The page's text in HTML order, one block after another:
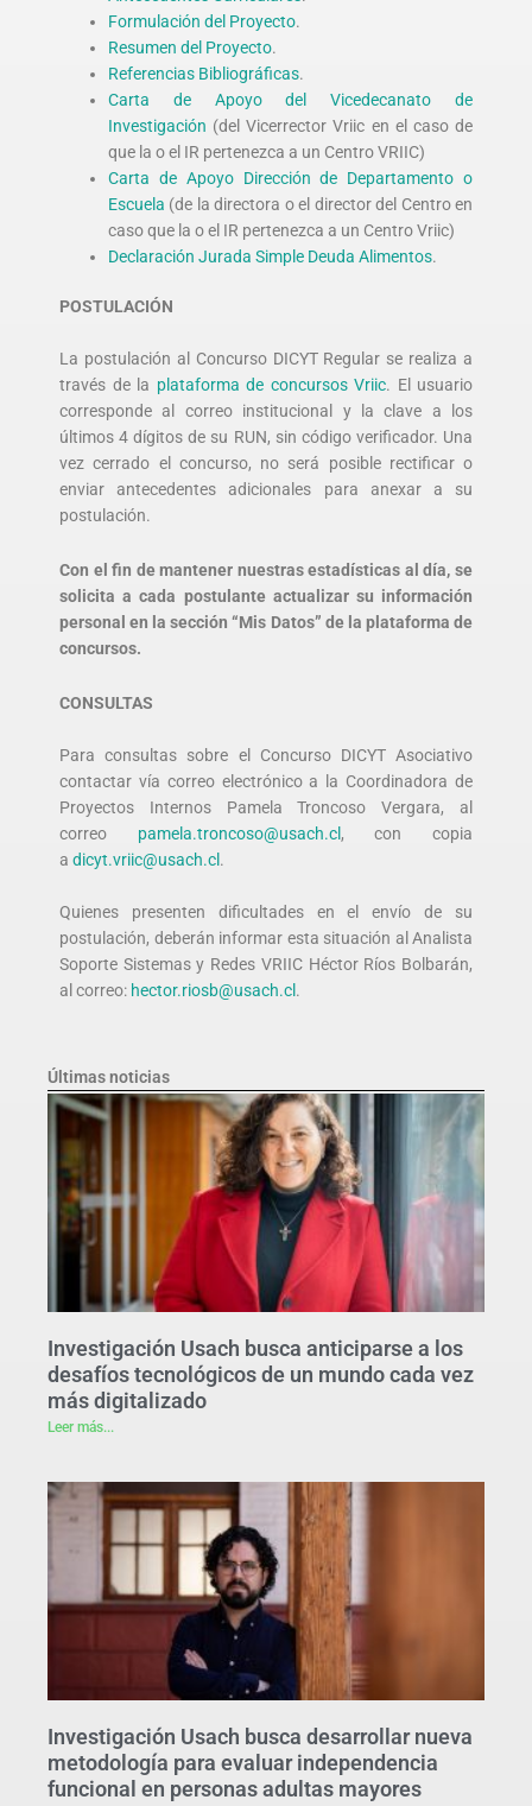
Formulación del Proyecto.
Resumen del Proyecto.
Referencias Bibliográficas.
Carta de Apoyo del Vicedecanato de
Investigación (del Vicerrector Vriic en el caso de
que la o el IR pertenezca a un Centro VRIIC)
Carta de Apoyo Dirección de Departamento o
Escuela (de la directora o el director del Centro en
caso que la o el IR pertenezca a un Centro Vriic)
Declaración Jurada Simple Deuda Alimentos.
POSTULACIÓN
La postulación al Concurso DICYT Regular se realiza a
través de la plataforma de concursos Vriic. El usuario
corresponde al correo institucional y la clave a los
últimos 4 dígitos de su RUN, sin código verificador. Una
vez cerrado el concurso, no será posible rectificar o
enviar antecedentes adicionales para anexar a su
postulación.
Con el fin de mantener nuestras estadísticas al día, se
solicita a cada postulante actualizar su información
personal en la sección “Mis Datos” de la plataforma de
concursos.
CONSULTAS
Para consultas sobre el Concurso DICYT Asociativo
contactar vía correo electrónico a la Coordinadora de
Proyectos Internos Pamela Troncoso Vergara, al
correo pamela.troncoso@usach.cl , con copia
a dicyt.vriic@usach.cl .
Quienes presenten dificultades en el envío de su
postulación, deberán informar esta situación al Analista
Soporte Sistemas y Redes VRIIC Héctor Ríos Bolbarán,
al correo: hector.riosb@usach.cl .
Últimas noticias
Investigación Usach busca anticiparse a los
desafíos tecnológicos de un mundo cada vez
más digitalizado
Leer más...
Investigación Usach busca desarrollar nueva
metodología para evaluar independencia
funcional en personas adultas mayores